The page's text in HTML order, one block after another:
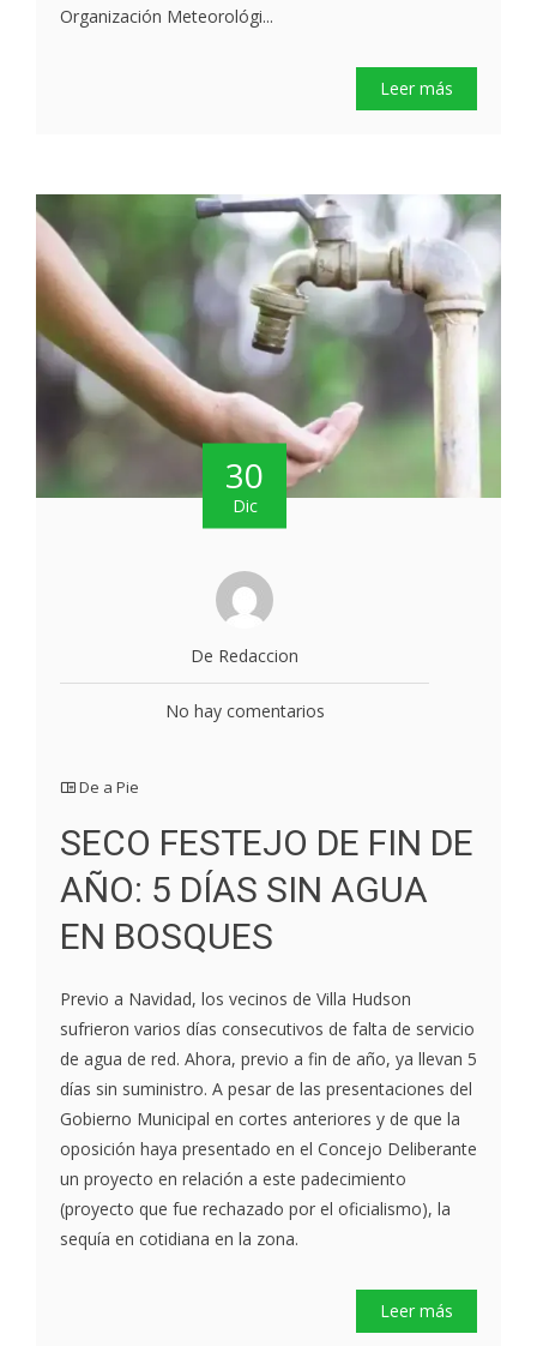
Organización Meteorológi...
Leer más
30
Dic
De Redaccion
No hay comentarios
De a Pie
SECO FESTEJO DE FIN DE
AÑO: 5 DÍAS SIN AGUA
EN BOSQUES
Previo a Navidad, los vecinos de Villa Hudson
sufrieron varios días consecutivos de falta de servicio
de agua de red. Ahora, previo a fin de año, ya llevan 5
días sin suministro. A pesar de las presentaciones del
Gobierno Municipal en cortes anteriores y de que la
oposición haya presentado en el Concejo Deliberante
un proyecto en relación a este padecimiento
(proyecto que fue rechazado por el oficialismo), la
sequía en cotidiana en la zona.
Leer más